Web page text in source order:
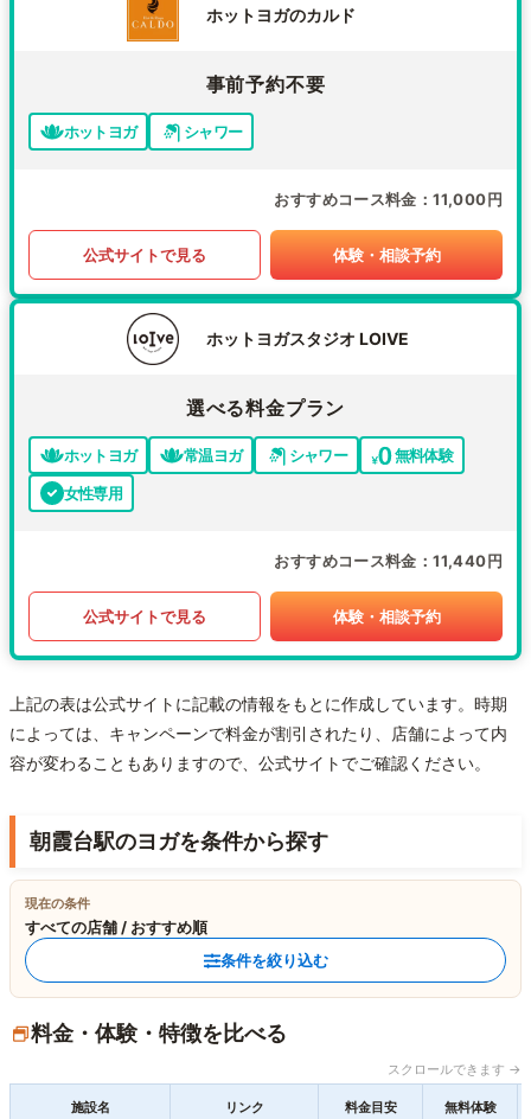
ホットヨガのカルド
事前予約不要
ホットヨガ シャワー
おすすめコース料金 11,000円
公式サイトで見る 体験・相談予約
ホットヨガスタジオ LOIVE
選べる料金プラン
ホットヨガ 常温ヨガ シャワー
無料体験
女性専用
おすすめコース料金 11,440円
公式サイトで見る 体験・相談予約
上記の表は公式サイトに記載の情報をもとに作成しています。時期
によっては、キャンペーンで料金が割引されたり、店舗によって内
容が変わることもありますので、公式サイトでご確認ください。
朝霞台駅のヨガを条件から探す
現在の条件
すべての店舗 / おすすめ順
条件を絞り込む
料金・体験・特徴を比べる
スクロールできます →
施設名 リンク 料金目安 無料体験